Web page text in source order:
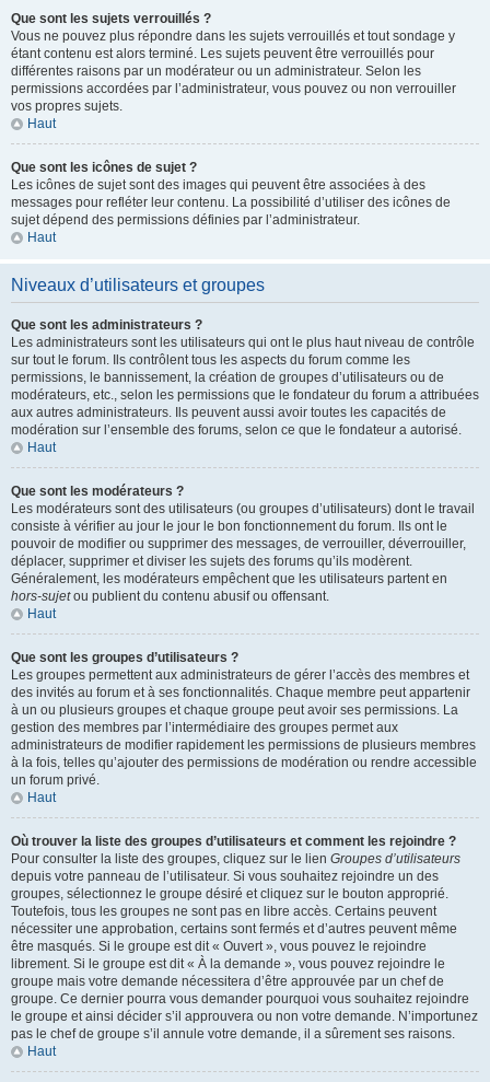
Que sont les sujets verrouillés ?
Vous ne pouvez plus répondre dans les sujets verrouillés et tout sondage y
étant contenu est alors terminé. Les sujets peuvent être verrouillés pour
différentes raisons par un modérateur ou un administrateur. Selon les
permissions accordées par l’administrateur, vous pouvez ou non verrouiller
vos propres sujets.
Haut
Que sont les icônes de sujet ?
Les icônes de sujet sont des images qui peuvent être associées à des
messages pour refléter leur contenu. La possibilité d’utiliser des icônes de
sujet dépend des permissions définies par l’administrateur.
Haut
Niveaux d’utilisateurs et groupes
Que sont les administrateurs ?
Les administrateurs sont les utilisateurs qui ont le plus haut niveau de contrôle
sur tout le forum. Ils contrôlent tous les aspects du forum comme les
permissions, le bannissement, la création de groupes d’utilisateurs ou de
modérateurs, etc., selon les permissions que le fondateur du forum a attribuées
aux autres administrateurs. Ils peuvent aussi avoir toutes les capacités de
modération sur l’ensemble des forums, selon ce que le fondateur a autorisé.
Haut
Que sont les modérateurs ?
Les modérateurs sont des utilisateurs (ou groupes d’utilisateurs) dont le travail
consiste à vérifier au jour le jour le bon fonctionnement du forum. Ils ont le
pouvoir de modifier ou supprimer des messages, de verrouiller, déverrouiller,
déplacer, supprimer et diviser les sujets des forums qu’ils modèrent.
Généralement, les modérateurs empêchent que les utilisateurs partent en
hors-sujetou publient du contenu abusif ou offensant.
Haut
Que sont les groupes d’utilisateurs ?
Les groupes permettent aux administrateurs de gérer l’accès des membres et
des invités au forum et à ses fonctionnalités. Chaque membre peut appartenir
à un ou plusieurs groupes et chaque groupe peut avoir ses permissions. La
gestion des membres par l’intermédiaire des groupes permet aux
administrateurs de modifier rapidement les permissions de plusieurs membres
à la fois, telles qu’ajouter des permissions de modération ou rendre accessible
un forum privé.
Haut
Où trouver la liste des groupes d’utilisateurs et comment les rejoindre ?
Pour consulter la liste des groupes, cliquez sur le lien Groupes d’utilisateurs
depuis votre panneau de l’utilisateur. Si vous souhaitez rejoindre un des
groupes, sélectionnez le groupe désiré et cliquez sur le bouton approprié.
Toutefois, tous les groupes ne sont pas en libre accès. Certains peuvent
nécessiter une approbation, certains sont fermés et d’autres peuvent même
être masqués. Si le groupe est dit « Ouvert », vous pouvez le rejoindre
librement. Si le groupe est dit « À la demande », vous pouvez rejoindre le
groupe mais votre demande nécessitera d’être approuvée par un chef de
groupe. Ce dernier pourra vous demander pourquoi vous souhaitez rejoindre
le groupe et ainsi décider s’il approuvera ou non votre demande. N’importunez
pas le chef de groupe s’il annule votre demande, il a sûrement ses raisons.
Haut